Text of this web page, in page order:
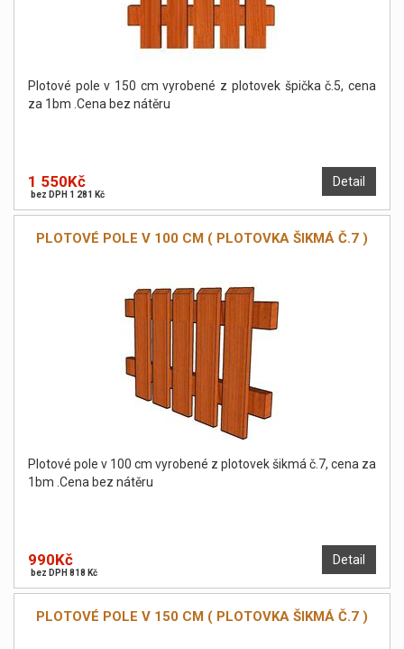
Plotové pole v 150 cm vyrobené z plotovek špička č.5, cena
za 1bm .Cena bez nátěru
Detail
1 550Kč
bez DPH 1 281 Kč
PLOTOVÉ POLE V 100 CM ( PLOTOVKA ŠIKMÁ Č.7 )
Plotové pole v 100 cm vyrobené z plotovek šikmá č.7, cena za
1bm .Cena bez nátěru
Detail
990Kč
bez DPH 818 Kč
PLOTOVÉ POLE V 150 CM ( PLOTOVKA ŠIKMÁ Č.7 )